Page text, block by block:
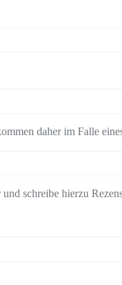
daher im Falle
schreibe hierzu